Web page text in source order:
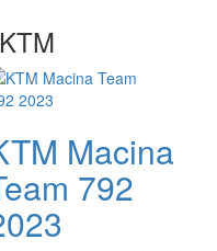
Macina
792